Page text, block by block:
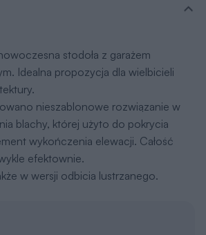
stodoła z garażem
Idealna propozycja dla wielbicieli
nieszablonowe rozwiązanie w
blachy, której użyto do pokrycia
wykończenia elewacji. Całość
efektownie.
w wersji odbicia lustrzanego.